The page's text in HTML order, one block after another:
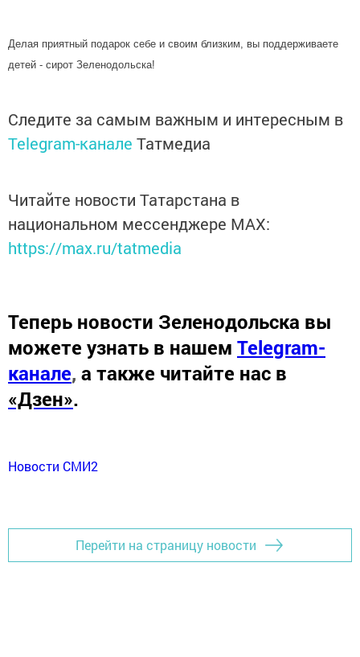
Делая приятный подарок себе и своим близким, вы поддерживаете
детей - сирот Зеленодольска!
Следите за самым важным и интересным в
Telegram-канале Татмедиа
Читайте новости Татарстана в
национальном мессенджере MАХ:
https://max.ru/tatmedia
Теперь новости Зеленодольска вы
можете узнать в нашем Telegram-
канале, а также читайте нас в
«Дзен».
Новости СМИ2
Перейти на страницу новости